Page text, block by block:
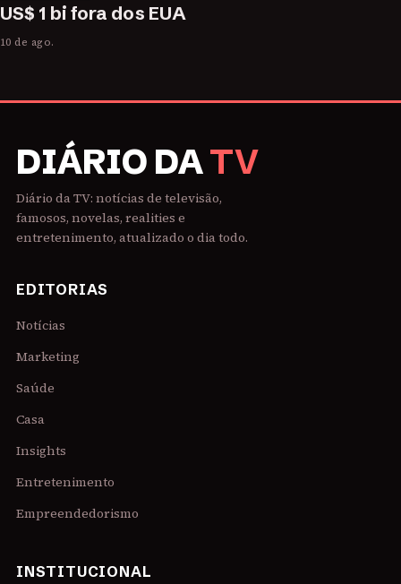
US$ 1 bi fora dos EUA
10 de ago.
DIÁRIO DATV
Diário da TV: notícias de televisão,
famosos, novelas, realities e
entretenimento, atualizado o dia todo.
EDITORIAS
Notícias
Marketing
Saúde
Casa
Insights
Entretenimento
Empreendedorismo
INSTITUCIONAL